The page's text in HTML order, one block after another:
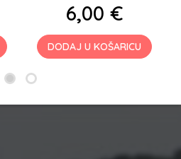
6,00 €
DODAJ U KOŠARICU